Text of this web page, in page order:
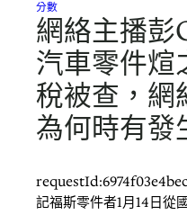
分數
網絡主播彭
汽車零件煊
稅被查，網
為何時有發
記福斯零件者1月14日從